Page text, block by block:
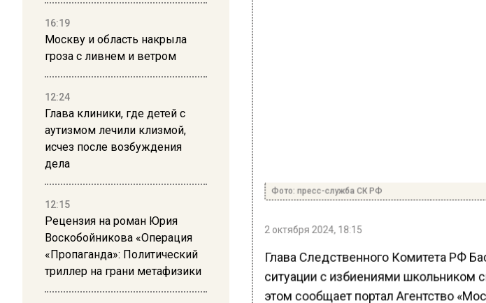
16:19
Москву и область накрыла
гроза с ливнем и ветром
12:24
Глава клиники, где детей с
аутизмом лечили клизмой,
исчез после возбуждения
дела
12:15
Рецензия на роман Юрия
Воскобойникова «Операция
«Пропаганда»: Политический
триллер на грани метафизики
Фото: пресс-служба СК РФ
2 октября 2024, 18:15
Глава Следственного Комитета РФ
ситуации с избиениями школьником
этом сообщает портал Агентство